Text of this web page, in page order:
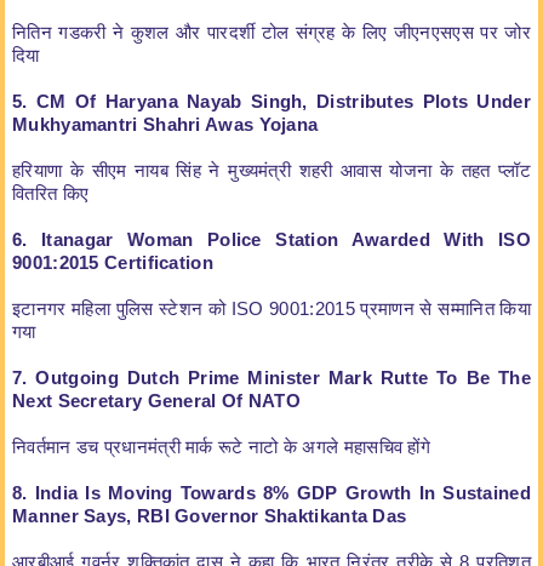
नितिन गडकरी ने कुशल और पारदर्शी टोल संग्रह के लिए जीएनएसएस पर जोर
दिया
5. CM Of Haryana Nayab Singh, Distributes Plots Under
Mukhyamantri Shahri Awas Yojana
हरियाणा के सीएम नायब सिंह ने मुख्यमंत्री शहरी आवास योजना के तहत प्लॉट
वितरित किए
6. Itanagar Woman Police Station Awarded With ISO
9001:2015 Certification
इटानगर महिला पुलिस स्टेशन को ISO 9001:2015 प्रमाणन से सम्मानित किया
गया
7. Outgoing Dutch Prime Minister Mark Rutte To Be The
Next Secretary General Of NATO
निवर्तमान डच प्रधानमंत्री मार्क रूटे नाटो के अगले महासचिव होंगे
8. India Is Moving Towards 8% GDP Growth In Sustained
Manner Says, RBI Governor Shaktikanta Das